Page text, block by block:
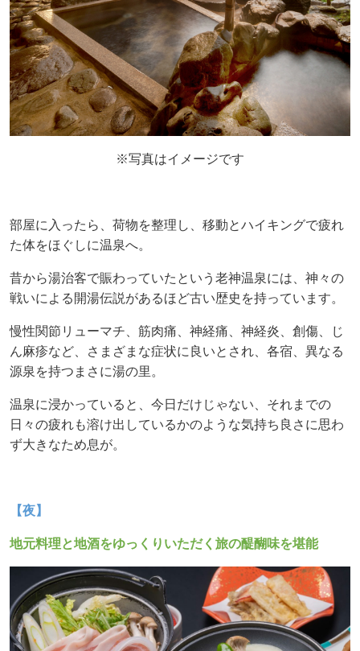
※写真はイメージです
部屋に入ったら、荷物を整理し、移動とハイキングで疲れ
た体をほぐしに温泉へ。
昔から湯治客で賑わっていたという老神温泉には、 神々の
戦いによる開湯伝説があるほど古い歴史を持っています。
慢性関節リューマチ、筋肉痛、神経痛、神経炎、創傷、じ
ん麻疹など、
さまざまな症状に良いとされ、各宿、異なる
源泉を持つまさに湯の里。
温泉に浸かっていると、今日だけじゃない、それまでの
日々の疲れも溶け出しているかのような気持ち良さに思わ
ず大きなため息が。
【夜】
地元料理と地酒をゆっくりいただく旅の醍醐味を堪能